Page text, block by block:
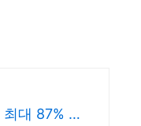
대 87% 할